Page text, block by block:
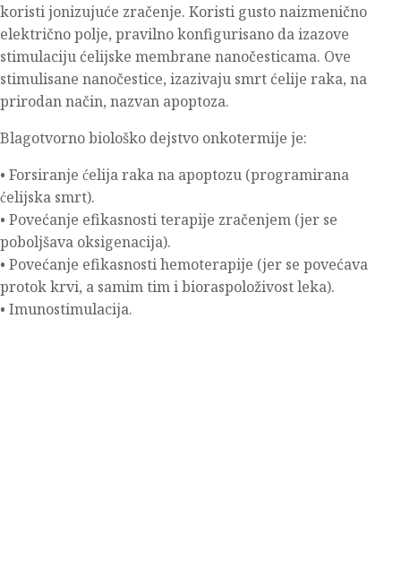
koristi jonizujuće zračenje. Koristi gusto naizmenično
električno polje, pravilno konfigurisano da izazove
stimulaciju ćelijske membrane nanočesticama. Ove
stimulisane nanočestice, izazivaju smrt ćelije raka, na
prirodan način, nazvan apoptoza.
Blagotvorno biološko dejstvo onkotermije je:
• Forsiranje ćelija raka na apoptozu (programirana
ćelijska smrt).
• Povećanje efikasnosti terapije zračenjem (jer se
poboljšava oksigenacija).
• Povećanje efikasnosti hemoterapije (jer se povećava
protok krvi, a samim tim i bioraspoloživost leka).
• Imunostimulacija.